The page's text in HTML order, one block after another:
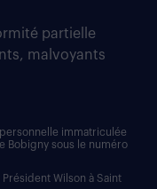
partielle
malvoyants
immatriculée
Bobigny sous le numéro
Wilson à Saint